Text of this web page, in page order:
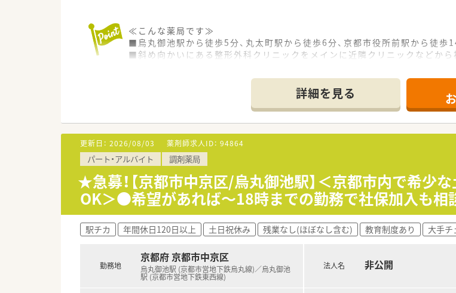
≪こんな薬局です≫
■烏丸御池駅から徒歩5分、丸太町駅から徒歩6分、京都市役所前駅から徒歩
■斜め向かいにある整形外科クリニックをメインに近隣クリニックなどか
■空気清浄機の設置や消毒液・パーテーションの設置等で感染症対策にも注
詳細を見る
更新日： 2026/08/03 薬剤師求人ID： 94864
パート・アルバイト 調剤薬局
★急募！【京都市中京区/烏丸御池駅】＜京都市内で希少
OK＞●希望があれば～18時までの勤務で社保加入も相
駅チカ 年間休日120日以上 土日祝休み 残業なし(ほぼなし含む) 教育制度あり 大手チ
勤務地
京都府 京都市中京区
烏丸御池駅 (京都市営地下鉄烏丸線)／烏丸御池
駅 (京都市営地下鉄東西線)
法人名 非公開